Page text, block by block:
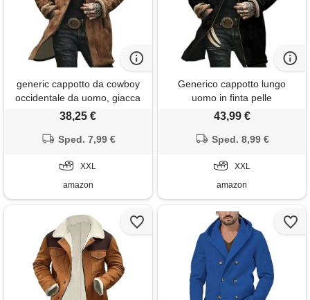
generic cappotto da cowboy
occidentale da uomo, giacca
vintage in pelle scamosciata,
peluche, giacche invernali in
maniche lunghe con zip,
casual retrò
38,25 €
Sped. 7,99 €
XXL
amazon
Generico cappotto lungo
uomo in finta pelle
scamosciata, giacca invernale
giubbotto da lavoro in pile
vintage
43,99 €
Sped. 8,99 €
XXL
amazon